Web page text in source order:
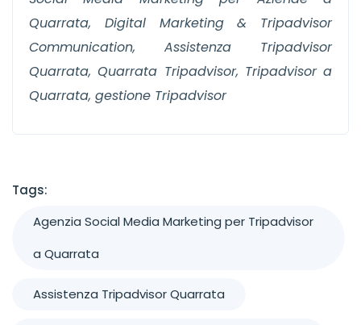
Quarrata, Digital Marketing & Tripadvisor
Communication, Assistenza Tripadvisor
Quarrata, Quarrata Tripadvisor, Tripadvisor a
Quarrata, gestione Tripadvisor
Tags:
Agenzia Social Media Marketing per Tripadvisor
a Quarrata
Assistenza Tripadvisor Quarrata